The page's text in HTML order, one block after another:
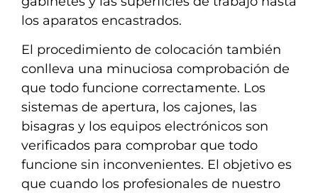
los aparatos encastrados.
El procedimiento de colocación también
conlleva una minuciosa comprobación de
que todo funcione correctamente. Los
sistemas de apertura, los cajones, las
bisagras y los equipos electrónicos son
verificados para comprobar que todo
funcione sin inconvenientes. El objetivo es
que cuando los profesionales de nuestro